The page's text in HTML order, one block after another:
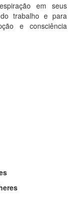
em seus
trabalho e para
e consciência